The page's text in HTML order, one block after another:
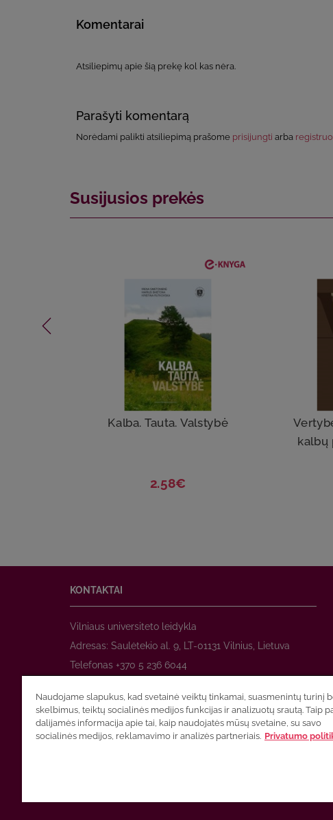
Komentarai
Atsiliepimų apie šią prekę kol kas nėra.
Parašyti komentarą
Norėdami palikti atsiliepimą prašome prisijungti arba
Susijusios prekės
Kalba. Tauta. Valstybė
2.58€
kalbų
KONTAKTAI
Vilniaus universiteto leidykla
Adresas: Saulėtekio al. 9, LT-01131 Vilnius, Lietuva
Telefonas +370 5 236 6044
El. paštasprekyba@leidykla.vu.lt
www.zurnalai.vu.lt
Naudojame slapukus, kad svetainė veiktų tinkamai, suasmenintų turinį
skelbimus, teiktų socialinės medijos funkcijas ir analizuotų srautą. Taip
dalijamės informacija apie tai, kaip naudojatės mūsų svetaine, su savo
socialinės medijos, reklamavimo ir analizės partneriais. Privatumo